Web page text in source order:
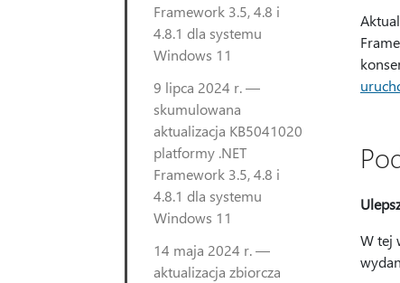
Framework 3.5, 4.8 i
4.8.1 dla systemu
Windows 11
9 lipca 2024 r. —
skumulowana
aktualizacja KB5041020
platformy .NET
Framework 3.5, 4.8 i
4.8.1 dla systemu
Windows 11
14 maja 2024 r. —
aktualizacja zbiorcza
W tej